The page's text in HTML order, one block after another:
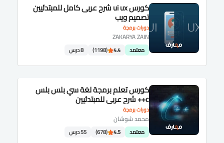
دورات برمجة
كورس ui ux شرح عربى كامل للمبتدئيين
تصميم ويب
ZAKARYA ZAIN
معتمد 4.4
(1198) 8 درس
دورات برمجة
كورس تعلم برمجة لغة سي بلس بلس
c++ شرح عربى للمبتدئيين
محمد شوشان
معتمد 4.5
(678) 55 درس